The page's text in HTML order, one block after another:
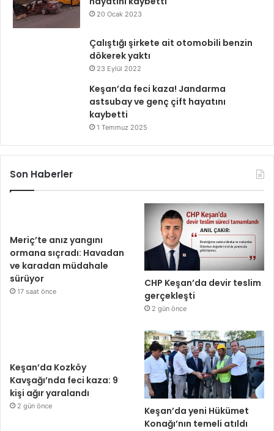
20 Ocak 2023
Çalıştığı şirkete ait otomobili benzin
dökerek yaktı
23 Eylül 2022
Keşan’da feci kaza! Jandarma
astsubay ve genç çift hayatını
kaybetti
1 Temmuz 2025
Son Haberler
Meriç’te anız yangını
ormana sıçradı: Havadan
ve karadan müdahale
sürüyor
17 saat önce
CHP Keşan’da devir teslim
gerçekleşti
2 gün önce
Keşan’da Kozköy
Kavşağı’nda feci kaza: 9
kişi ağır yaralandı
2 gün önce
Keşan’da yeni Hükümet
Konağı’nın temeli atıldı